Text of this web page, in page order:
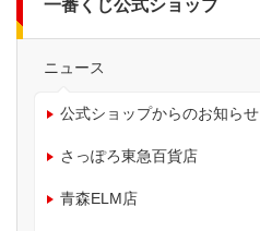
一番くじ公式ショップ
ニュース
公式ショップからのお知らせ
さっぽろ東急百貨店
青森ELM店